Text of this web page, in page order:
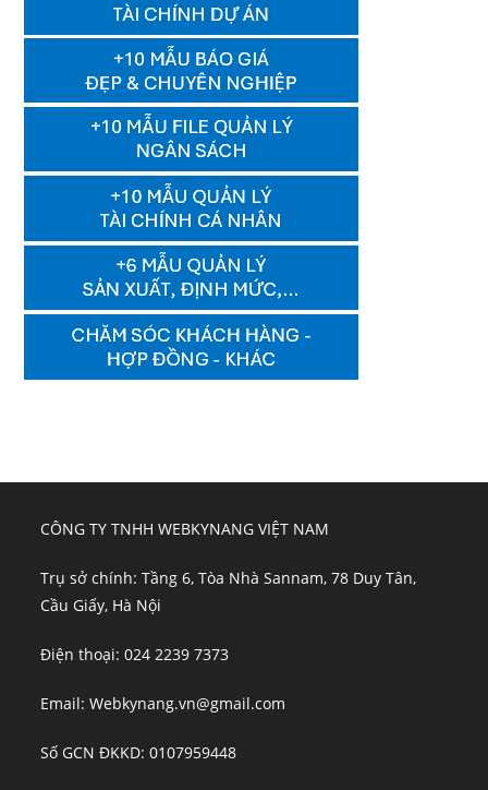
CÔNG TY TNHH WEBKYNANG VIỆT NAM
Trụ sở chính: Tầng 6, Tòa Nhà Sannam, 78 Duy Tân,
Cầu Giấy, Hà Nội
Điện thoại: 024 2239 7373
Email: Webkynang.vn@gmail.com
Số GCN ĐKKD: 0107959448